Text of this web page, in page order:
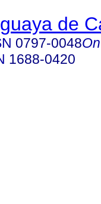
de
0797-0048
1688-0420